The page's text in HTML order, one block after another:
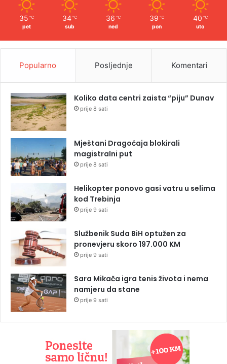
35 ℃
pet
34 ℃
sub
36 ℃
ned
39 ℃
pon
40 ℃
uto
Popularno Posljednje Komentari
Koliko data centri zaista “piju” Dunav
prije 8 sati
Mještani Dragočaja blokirali
magistralni put
prije 8 sati
Helikopter ponovo gasi vatru u selima
kod Trebinja
prije 9 sati
Službenik Suda BiH optužen za
pronevjeru skoro 197.000 KM
prije 9 sati
Sara Mikača igra tenis života i nema
namjeru da stane
prije 9 sati